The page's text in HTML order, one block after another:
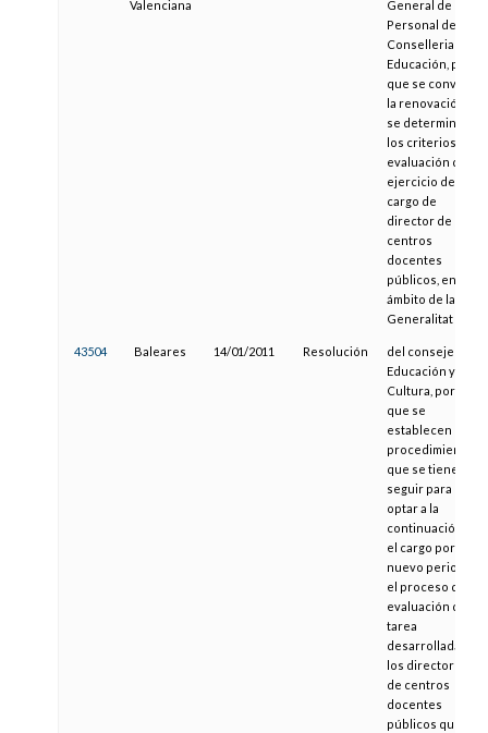
Valenciana
General de
Personal de la
Conselleria de
Educación, por la
que se convoca
la renovación y
se determinan
los criterios de
evaluación del
ejercicio del
cargo de
director de
centros
docentes
públicos, en el
ámbito de la
Generalitat
43504 Baleares 14/01/2011 Resolución
del consejero de
Educación y
Cultura, por la
que se
establecen el
procedimiento
que se tiene que
seguir para
optar a la
continuación en
el cargo por un
nuevo periodo y
el proceso de
evaluación de la
tarea
desarrollada por
los directores
de centros
docentes
públicos que